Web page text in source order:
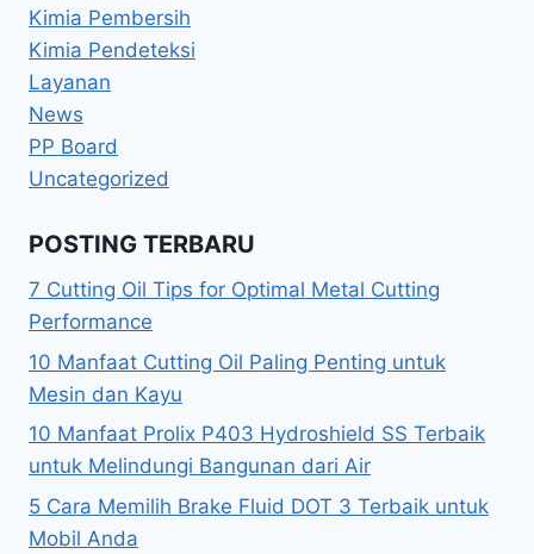
Kimia Pembersih
Kimia Pendeteksi
Layanan
News
PP Board
Uncategorized
POSTING TERBARU
7 Cutting Oil Tips for Optimal Metal Cutting
Performance
10 Manfaat Cutting Oil Paling Penting untuk
Mesin dan Kayu
10 Manfaat Prolix P403 Hydroshield SS Terbaik
untuk Melindungi Bangunan dari Air
5 Cara Memilih Brake Fluid DOT 3 Terbaik untuk
Mobil Anda